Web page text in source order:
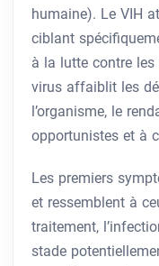
humaine). Le VIH
ciblant
à la lutte contre
virus affaiblit les
l’organisme, le
opportunistes et à
Les premiers
et ressemblent à
traitement,
stade